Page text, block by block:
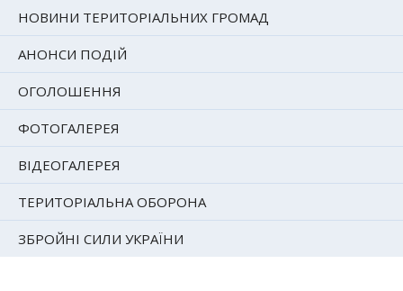
НОВИНИ ТЕРИТОРІАЛЬНИХ ГРОМАД
АНОНСИ ПОДІЙ
ОГОЛОШЕННЯ
ФОТОГАЛЕРЕЯ
ВІДЕОГАЛЕРЕЯ
ТЕРИТОРІАЛЬНА ОБОРОНА
ЗБРОЙНІ СИЛИ УКРАЇНИ